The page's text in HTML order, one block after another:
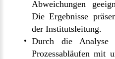
Abweichungen
Die Ergebnisse
der Institutsleitung.
Durch die Analyse
Prozessabläufen mit